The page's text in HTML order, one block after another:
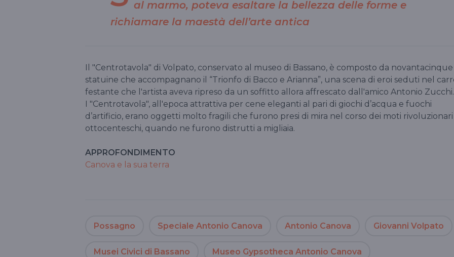
al marmo, poteva esaltare la bellezza delle forme e
richiamare la maestà dell’arte antica
Il "Centrotavola" di Volpato, conservato al museo di Bassano, è composto da novantacinque
statuine che accompagnano il “Trionfo di Bacco e Arianna”, una scena di eroi seduti nel
festante che l'artista aveva ripreso da un soffitto allora affrescato dall'amico Antonio Zucchi.
I "Centrotavola", all'epoca attrattiva per cene eleganti al pari di giochi d’acqua e fuochi
d’artificio, erano oggetti molto fragili che furono presi di mira nel corso dei moti rivoluzionari
ottocenteschi, quando ne furono distrutti a migliaia.
APPROFONDIMENTO
Canova e la sua terra
Possagno Speciale Antonio Canova Antonio Canova Giovanni Volpato
Musei Civici di Bassano Museo Gypsotheca Antonio Canova